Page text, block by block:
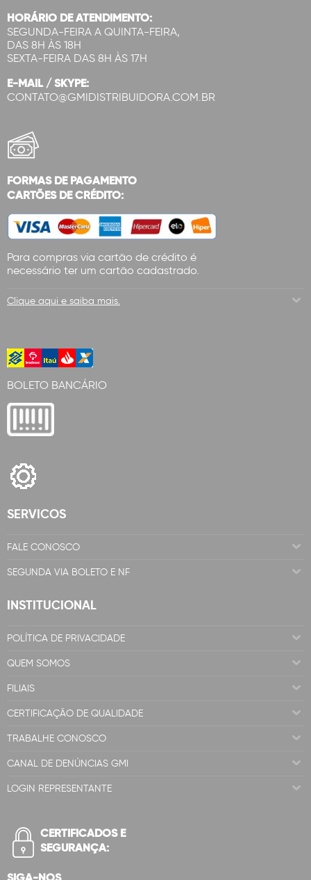
HORÁRIO DE ATENDIMENTO:
SEGUNDA-FEIRA A QUINTA-FEIRA,
DAS 8H ÀS 18H
SEXTA-FEIRA DAS 8H ÀS 17H
E-MAIL / SKYPE:
CONTATO@GMIDISTRIBUIDORA.COM.BR
FORMAS DE PAGAMENTO
CARTÕES DE CRÉDITO:
Para compras via cartão de crédito é
necessário ter um cartão cadastrado.
Clique aqui e saiba mais.
BOLETO BANCÁRIO
SERVICOS
FALE CONOSCO
SEGUNDA VIA BOLETO E NF
INSTITUCIONAL
POLÍTICA DE PRIVACIDADE
QUEM SOMOS
FILIAIS
CERTIFICAÇÃO DE QUALIDADE
TRABALHE CONOSCO
CANAL DE DENÚNCIAS GMI
LOGIN REPRESENTANTE
CERTIFICADOS E
SEGURANÇA: